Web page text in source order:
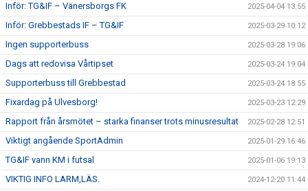
Inför: TG&IF – Vänersborgs FK 2025-04-04 13:55
Inför: Grebbestads IF – TG&IF 2025-03-29 10:12
Ingen supporterbuss 2025-03-28 19:06
Dags att redovisa Vårtipset 2025-03-24 19:04
Supporterbuss till Grebbestad 2025-03-24 18:55
Fixardag på Ulvesborg! 2025-03-23 12:29
Rapport från årsmötet – starka finanser trots minusresultat 2025-02-28 12:51
Viktigt angående SportAdmin 2025-01-29 16:46
TG&IF vann KM i futsal 2025-01-06 19:13
VIKTIG INFO LARM,LÄS. 2024-12-20 11:44